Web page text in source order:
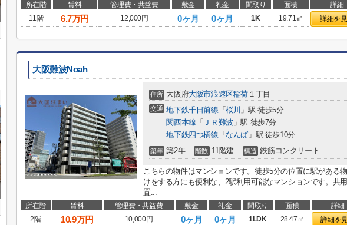
所在階 賃料 管理費・共益費 敷金 礼金 間取り 面積 詳細
11階
6.7万円 12,000円 0ヶ月 0ヶ月 1K 19.71㎡ 詳細を
大阪難波Noah
住所 大阪府大阪市浪速区稲荷 １丁目
交通 地下鉄千日前線 「桜川 」駅 徒歩5分
関西本線 「 ＪＲ難波 」駅 徒歩7分
地下鉄四つ橋線 「 なんば 」駅 徒歩10分
築年 築2年 階数 11階建 構造 鉄筋コンクリート
こちらの物件はマンションです。徒歩5分の位置に駅がある
けをする方にも便利な、2駅利用可能なマンションです。共
置...
所在階 賃料 管理費・共益費 敷金 礼金 間取り 面積 詳細
2階
10.9万円 10,000円 0ヶ月 0ヶ月 1LDK 28.47㎡ 詳細を